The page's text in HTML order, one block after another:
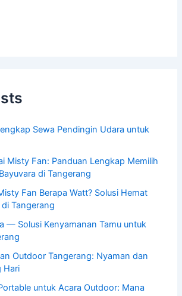
Sewa Pendingin Udara untuk
Misty Fan: Panduan Lengkap Memilih
di Tangerang
Fan Berapa Watt? Solusi Hemat
Tangerang
— Solusi Kenyamanan Tamu untuk
Outdoor Tangerang: Nyaman dan
Hari
untuk Acara Outdoor: Mana